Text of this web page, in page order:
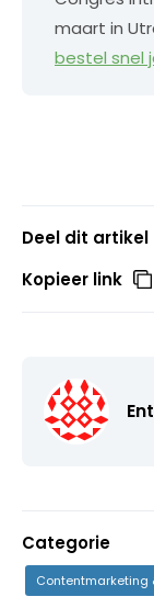
maart in
bestel snel
Deel dit artikel
Kopieer link
Categorie
Contentmarketing